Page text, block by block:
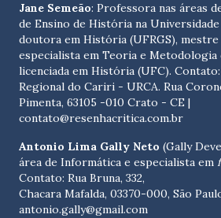
Jane Semeão: Professora nas áreas
de Ensino de História na
doutora em História (UFRGS),
especialista em Teoria e Metodologia
licenciada em História (UFC). Contato:
Regional do Cariri - URCA. Rua
Pimenta, 63105 -010 Crato - CE |
contato@resenhacritica.com.br
Antonio Lima Gally Neto (Gally
área de Informática e especialista em
Contato: Rua Bruna, 332,
Chacara Mafalda, 03370-000, São
antonio.gally@gmail.com